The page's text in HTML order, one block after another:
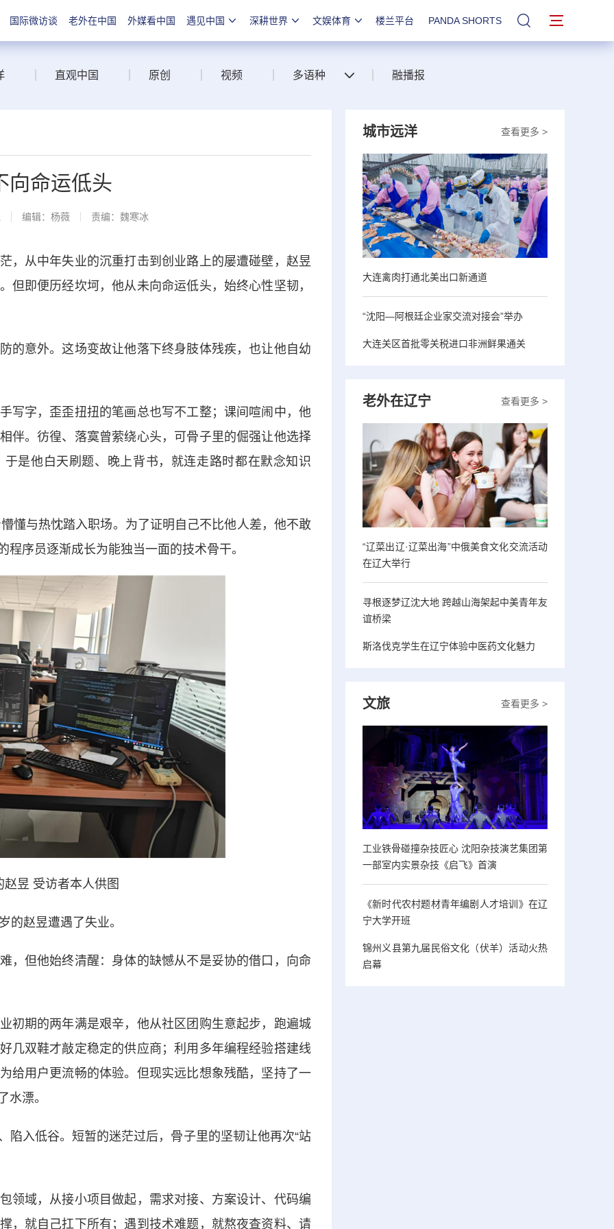
国际微访谈 老外在中国 外媒看中国 遇见中国 深耕世界 文娱体育 楼兰平台 PANDA SHORTS 站内搜索
直观中国 原创 视频 多语种 融播报
向命运低头
编辑：杨薇 责编：魏寒冰
从中年失业的沉重打击到创业路上的屡遭碰壁，赵昱
但即便历经坎坷，他从未向命运低头，始终心性坚韧，
意外。这场变故让他落下终身肢体残疾，也让他自幼
字，歪歪扭扭的笔画总也写不工整；课间喧闹中，他
伴。彷徨、落寞曾萦绕心头，可骨子里的倔强让他选择
是他白天刷题、晚上背书，就连走路时都在默念知识
与热忱踏入职场。为了证明自己不比他人差，他不敢
序员逐渐成长为能独当一面的技术骨干。
赵昱 受访者本人供图
赵昱遭遇了失业。
但他始终清醒：身体的缺憾从不是妥协的借口，向命
期的两年满是艰辛，他从社区团购生意起步，跑遍城
几双鞋才敲定稳定的供应商；利用多年编程经验搭建线
给用户更流畅的体验。但现实远比想象残酷，坚持了一
水漂。
低谷。短暂的迷茫过后，骨子里的坚韧让他再次“站
域，从接小项目做起，需求对接、方案设计、代码编
，就自己扛下所有；遇到技术难题，就熬夜查资料、请
查看更多 >
城市远洋
大连禽肉打通北美出口新通道
“沈阳—阿根廷企业家交流对接会”举办
大连关区首批零关税进口非洲鲜果通关
查看更多 >
老外在辽宁
“辽菜出辽·辽菜出海”中俄美食文化交流活动
在辽大举行
寻根逐梦辽沈大地 跨越山海架起中美青年友
谊桥梁
斯洛伐克学生在辽宁体验中医药文化魅力
查看更多 >
文旅
工业铁骨碰撞杂技匠心 沈阳杂技演艺集团第
一部室内实景杂技《启飞》首演
《新时代农村题材青年编剧人才培训》在辽
宁大学开班
锦州义县第九届民俗文化（伏羊）活动火热
启幕